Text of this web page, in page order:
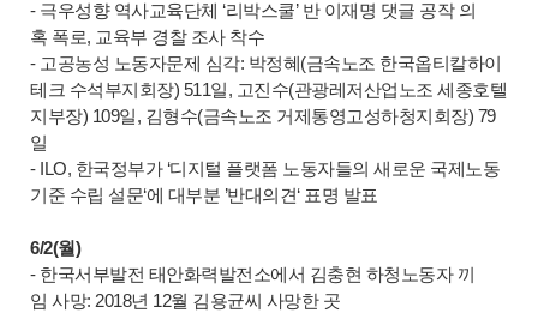
- 극우성향 역사교육단체 ‘리박스쿨’ 반 이재명 댓글 공작 의
혹 폭로, 교육부 경찰 조사 착수
- 고공농성 노동자문제 심각: 박정혜(금속노조 한국옵티칼하이
테크 수석부지회장) 511일, 고진수(관광레저산업노조 세종호텔
지부장) 109일, 김형수(금속노조 거제통영고성하청지회장) 79
일
- ILO, 한국정부가 ‘디지털 플랫폼 노동자들의 새로운 국제노동
기준 수립 설문‘에 대부분 ’반대의견‘ 표명 발표
6/2(월)
- 한국서부발전 태안화력발전소에서 김충현 하청노동자 끼
임 사망: 2018년 12월 김용균씨 사망한 곳